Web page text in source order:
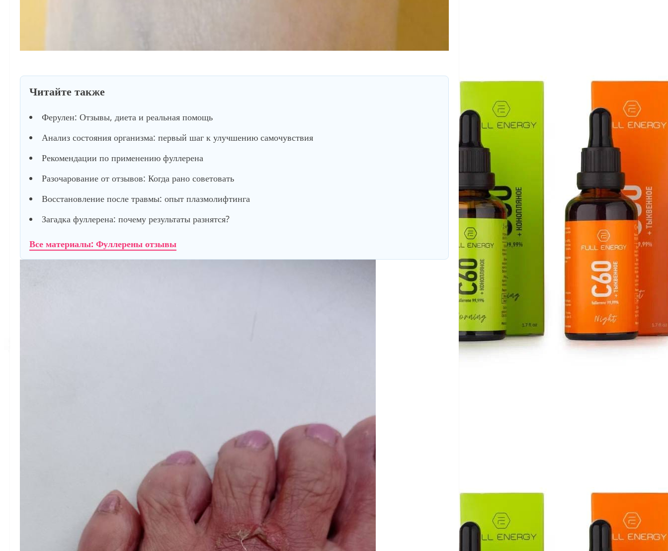
Читайте также
Ферулен: Отзывы, диета и реальная помощь
Анализ состояния организма: первый шаг к улучшению самочувствия
Рекомендации по применению фуллерена
Разочарование от отзывов: Когда рано советовать
Восстановление после травмы: опыт плазмолифтинга
Загадка фуллерена: почему результаты разнятся?
Все материалы: Фуллерены отзывы